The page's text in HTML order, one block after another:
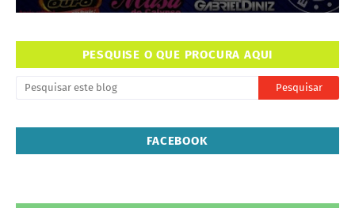
PESQUISE O QUE PROCURA AQUI
FACEBOOK